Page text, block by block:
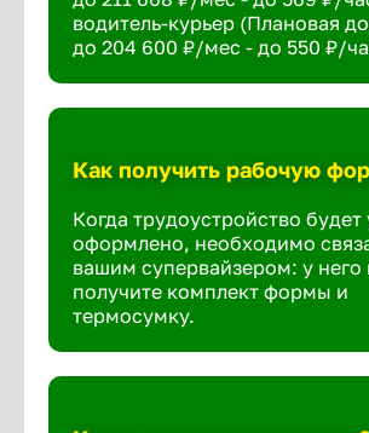
водитель-курьер (Плановая
до 204 600 ₽/мес - до 550 ₽/
Как получить рабочую
Когда трудоустройство
оформлено, необходимо
вашим супервайзером: у него
получите комплект формы и
термосумку.